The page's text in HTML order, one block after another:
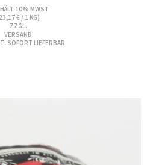
10% MWST
23,17€ / 1 KG)
ZZGL.
VERSAND
SOFORT LIEFERBAR